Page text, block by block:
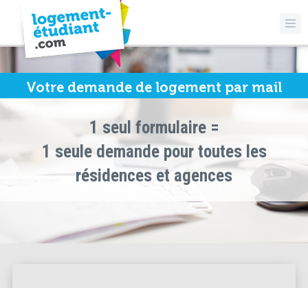
Votre demande de logement par mail
1 seul formulaire =
1 seule demande pour toutes les
résidences et agences